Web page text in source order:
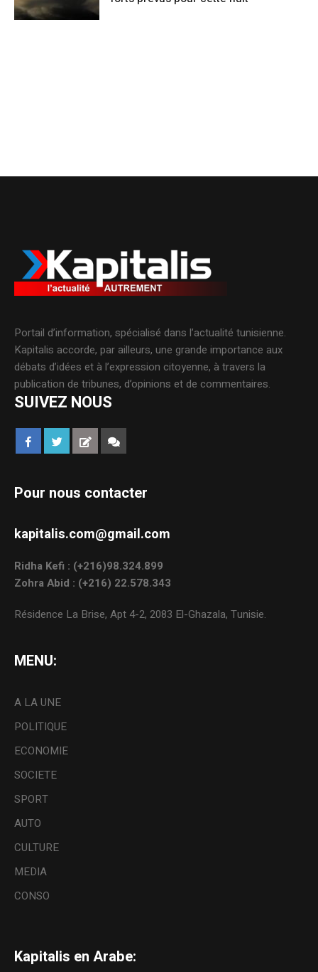
Portail d’information, spécialisé dans l’actualité tunisienne.
Kapitalis accorde, par ailleurs, une grande importance aux
débats d’idées et à l’expression citoyenne, à travers la
publication de tribunes, d’opinions et de commentaires.
SUIVEZ NOUS
Pour nous contacter
kapitalis.com@gmail.com
Ridha Kefi : (+216)98.324.899
Zohra Abid : (+216) 22.578.343
Résidence La Brise, Apt 4-2, 2083 El-Ghazala, Tunisie.
MENU:
A LA UNE
POLITIQUE
ECONOMIE
SOCIETE
SPORT
AUTO
CULTURE
MEDIA
CONSO
Kapitalis en Arabe: